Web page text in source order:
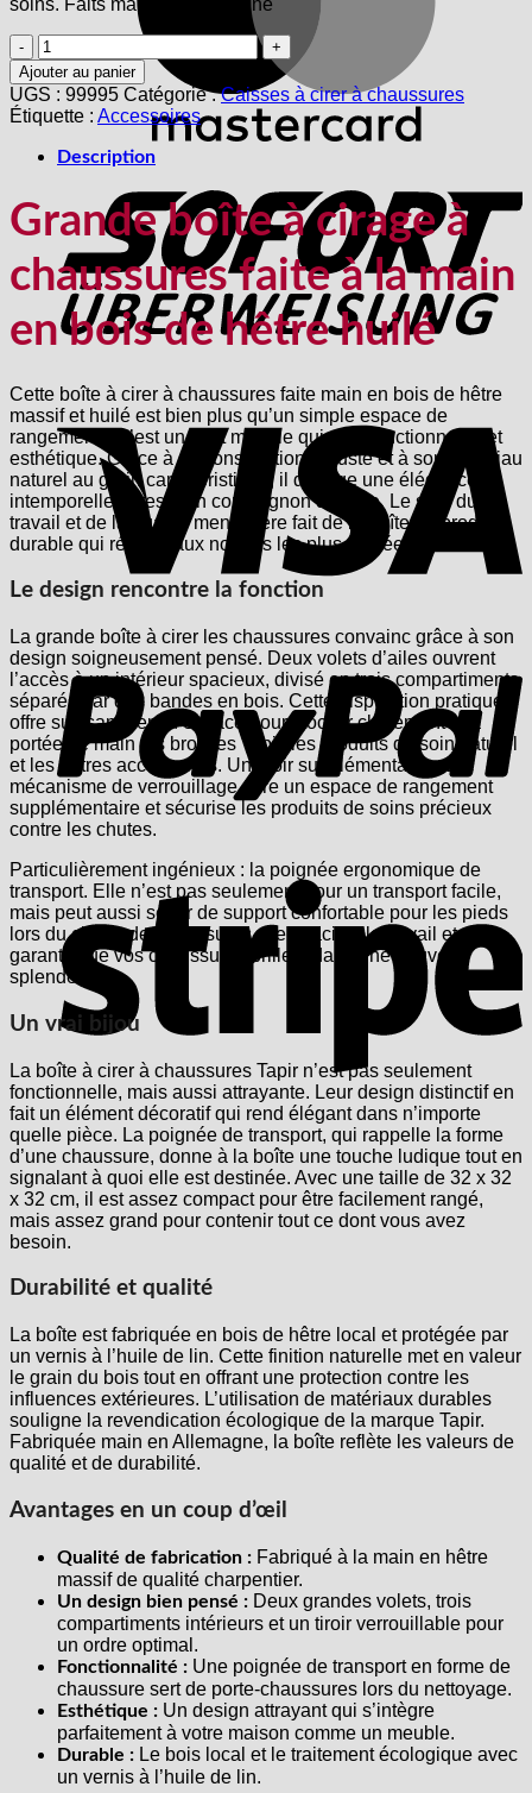
quantité
de
Grande
boîte
à
cirage
chaussures
faite
à
la
main
bois
de
huilé
Ajouter au panier
UGS : 99995 Catégorie :Caisses à cirer à chaussures
Étiquette : Accessoires
Description
Grande boîte à cirage à
chaussures faite à la main
en bois de hêtre huilé
Cette boîte à cirer à chaussures faite main en bois de hêtre
massif et huilé est bien plus qu’un simple espace de
rangement – c’est un petit meuble qui allie fonctionnalité et
esthétique. Grâce à sa construction robuste et à son matériau
naturel au grain caractéristique, il dégage une élégance
intemporelle et reste un compagnon durable. Le soin du
travail et de la qualité menuisière fait de la boîte un produit
durable qui répond aux normes les plus élevées.
Le design rencontre la fonction
La grande boîte à cirer les chaussures convainc grâce à son
design soigneusement pensé. Deux volets d’ailes ouvrent
l’accès à un intérieur spacieux, divisé en trois compartiments
séparés par des bandes en bois. Cette disposition pratique
offre suffisamment d’espace pour stocker clairement et à
portée de main les brosses Tapir, les produits de soin naturel
et les autres accessoires. Un tiroir supplémentaire avec
mécanisme de verrouillage offre un espace de rangement
supplémentaire et sécurise les produits de soins précieux
contre les chutes.
Particulièrement ingénieux : la poignée ergonomique de
transport. Elle n’est pas seulement pour un transport facile,
mais peut aussi servir de support confortable pour les pieds
lors du cirage de chaussures. Cela facilite le travail et
garantit que vos chaussures brillent dans une nouvelle
splendeur.
Un vrai bijou
La boîte à cirer à chaussures Tapir n’est pas seulement
fonctionnelle, mais aussi attrayante. Leur design distinctif en
fait un élément décoratif qui rend élégant dans n’importe
quelle pièce. La poignée de transport, qui rappelle la forme
d’une chaussure, donne à la boîte une touche ludique tout en
signalant à quoi elle est destinée. Avec une taille de 32 x 32
x 32 cm, il est assez compact pour être facilement rangé,
mais assez grand pour contenir tout ce dont vous avez
besoin.
Durabilité et qualité
La boîte est fabriquée en bois de hêtre local et protégée par
un vernis à l’huile de lin. Cette finition naturelle met en valeur
le grain du bois tout en offrant une protection contre les
influences extérieures. L’utilisation de matériaux durables
souligne la revendication écologique de la marque Tapir.
Fabriquée main en Allemagne, la boîte reflète les valeurs de
qualité et de durabilité.
Avantages en un coup d’œil
Qualité de fabrication : Fabriqué à la main en hêtre
massif de qualité charpentier.
Un design bien pensé : Deux grandes volets, trois
compartiments intérieurs et un tiroir verrouillable pour
un ordre optimal.
Fonctionnalité : Une poignée de transport en forme de
chaussure sert de porte-chaussures lors du nettoyage.
Esthétique : Un design attrayant qui s’intègre
parfaitement à votre maison comme un meuble.
Durable : Le bois local et le traitement écologique avec
un vernis à l’huile de lin.